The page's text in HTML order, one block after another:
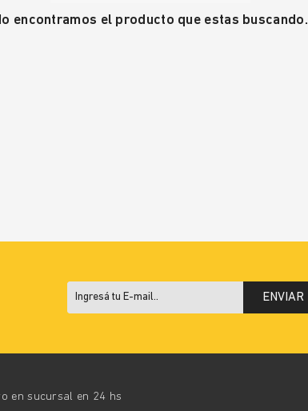
encontramos el producto que estas buscando.
ENVIAR
en sucursal en 24 hs